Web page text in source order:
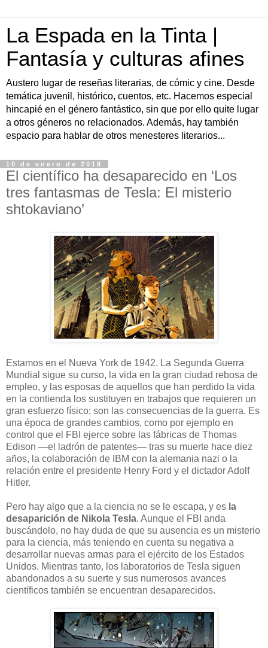
La Espada en la Tinta |
Fantasía y culturas afines
Austero lugar de reseñas literarias, de cómic y cine. Desde
temática juvenil, histórico, cuentos, etc. Hacemos especial
hincapié en el género fantástico, sin que por ello quite lugar
a otros géneros no relacionados. Además, hay también
espacio para hablar de otros menesteres literarios...
10 de enero de 2018
El científico ha desaparecido en ‘Los
tres fantasmas de Tesla: El misterio
shtokaviano’
Estamos en el Nueva York de 1942. La Segunda Guerra
Mundial sigue su curso, la vida en la gran ciudad rebosa de
empleo, y las esposas de aquellos que han perdido la vida
en la contienda los sustituyen en trabajos que requieren un
gran esfuerzo físico; son las consecuencias de la guerra. Es
una época de grandes cambios, como por ejemplo en
control que el FBI ejerce sobre las fábricas de Thomas
Edison —el ladrón de patentes— tras su muerte hace diez
años, la colaboración de IBM con la alemania nazi o la
relación entre el presidente Henry Ford y el dictador Adolf
Hitler.
Pero hay algo que a la ciencia no se le escapa, y es la
desaparición de Nikola Tesla. Aunque el FBI anda
buscándolo, no hay duda de que su ausencia es un misterio
para la ciencia, más teniendo en cuenta su negativa a
desarrollar nuevas armas para el ejército de los Estados
Unidos. Mientras tanto, los laboratorios de Tesla siguen
abandonados a su suerte y sus numerosos avances
científicos también se encuentran desaparecidos.